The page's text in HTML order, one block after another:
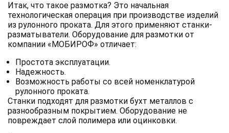
Итак, что такое размотка? Это начальная
технологическая операция при производстве изделий
из рулонного проката. Для этого применяют станки-
разматыватели. Оборудование для размотки от
компании «МОБИРОФ» отличает:
Простота эксплуатации.
Надежность.
Возможность работы со всей номенклатурой
рулонного проката.
Станки подходят для размотки бухт металлов с
разнообразным покрытием. Оборудование не
повреждает слой полимера или оцинковки.